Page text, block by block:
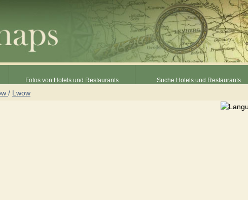
Fotos von Hotels und Restaurants Suche Hotels und Restaurants
/ Lwow